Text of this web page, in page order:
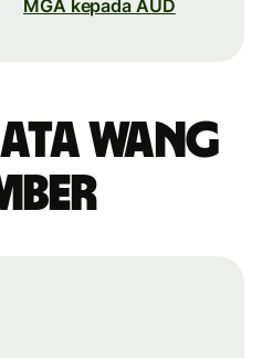
MGA kepada AUD
wang